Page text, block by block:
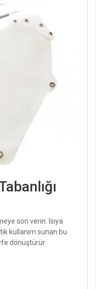
son verin. Isıya
kullanım sunan bu
dönüştürür.